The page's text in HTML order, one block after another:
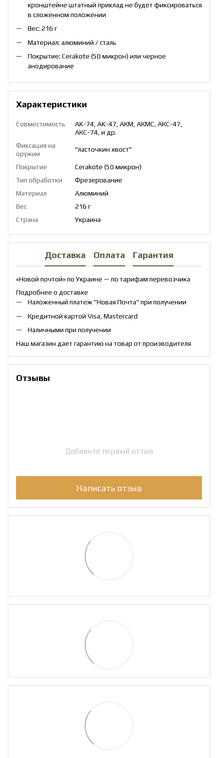
кронштейне штатный приклад не будет фиксироваться
в сложенном положении
Вес: 216 г
Материал: алюминий / сталь
Покрытие: Cerakote (50 микрон) или черное
анодирование
Характеристики
Совместимость
AK-74, AK-47, АКМ, АКМС, АКС-47,
АКС-74, и др.
Фиксация на
оружии
"ласточкин хвост"
Покрытие
Cerakote (50 микрон)
Тип обработки
Фрезерование
Материал
Алюминий
Вес
216 г
Страна
Украина
Доставка Оплата Гарантия
«Новой почтой» по Украине — по тарифам перевозчика
Подробнее о доставке
Наложенный платеж "Новая Почта" при получении
Кредитной картой Visa, Mastercard
Наличными при получении
Наш магазин дает гарантию на товар от производителя
Отзывы
Добавьте первый отзыв
Написать отзыв